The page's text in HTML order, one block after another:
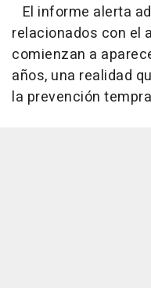
El informe alerta
relacionados con el
comienzan a
años, una realidad
la prevención